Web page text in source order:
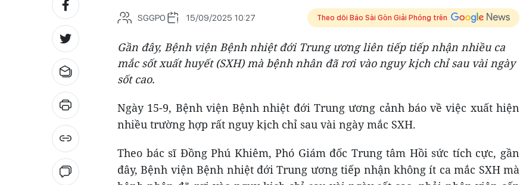
SGGPO 15/09/2025 10:27 Theo dõi Báo Sài Gòn Giải Phóng trên
Gần đây, Bệnh viện Bệnh nhiệt đới Trung ương liên tiếp tiếp nhận nhiều ca
mắc sốt xuất huyết (SXH) mà bệnh nhân đã rơi vào nguy kịch chỉ sau vài ngày
sốt cao.
Ngày 15-9, Bệnh viện Bệnh nhiệt đới Trung ương cảnh báo về việc xuất hiện
nhiều trường hợp rất nguy kịch chỉ sau vài ngày mắc SXH.
Theo bác sĩ Đồng Phú Khiêm, Phó Giám đốc Trung tâm Hồi sức tích cực, gần
đây, Bệnh viện Bệnh nhiệt đới Trung ương tiếp nhận không ít ca mắc SXH mà